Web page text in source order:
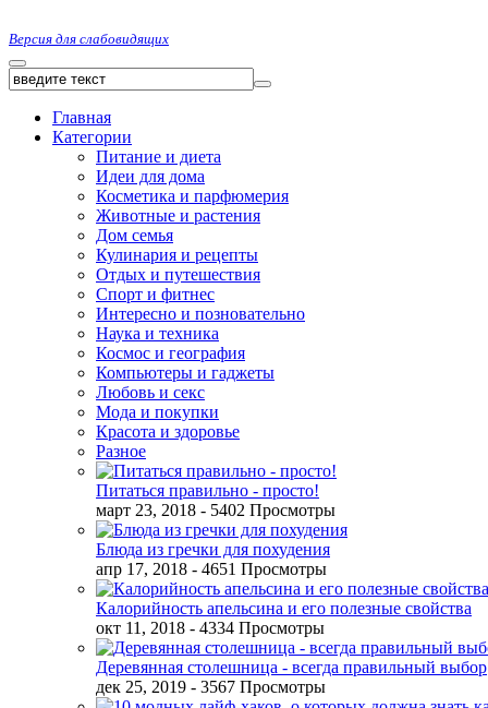
Версия для слабовидящих
Главная
Категории
Питание и диета
Идеи для дома
Косметика и парфюмерия
Животные и растения
Дом семья
Кулинария и рецепты
Отдых и путешествия
Спорт и фитнес
Интересно и позновательно
Наука и техника
Космос и география
Компьютеры и гаджеты
Любовь и секс
Мода и покупки
Красота и здоровье
Разное
Питаться правильно - просто!
март 23, 2018 - 5402 Просмотры
Блюда из гречки для похудения
апр 17, 2018 - 4651 Просмотры
Калорийность апельсина и его полезные свойства
окт 11, 2018 - 4334 Просмотры
Деревянная столешница - всегда правильный выбор
дек 25, 2019 - 3567 Просмотры